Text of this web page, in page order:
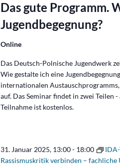
Das gute Programm.
Jugendbegegnung?
Online
Das Deutsch-Polnische Jugendwerk
Wie gestalte ich eine
internationalen
auf. Das Seminar findet in zwei Teilen
Teilnahme ist kostenlos.
31. Januar 2025, 13:00- 18:00
Rassismuskritik verbinden –